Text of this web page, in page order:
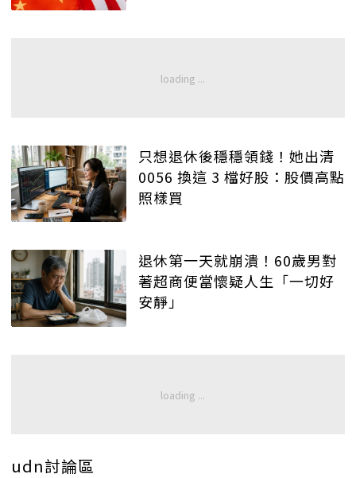
只想退休後穩穩領錢！她出清
0056 換這 3 檔好股：股價高點
照樣買
退休第一天就崩潰！60歲男對
著超商便當懷疑人生「一切好
安靜」
udn討論區